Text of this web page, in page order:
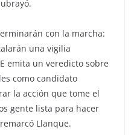
con la marcha:
una vigilia
emita un veredicto sobre
como candidato
la acción que tome el
gente lista para hacer
Llanque.